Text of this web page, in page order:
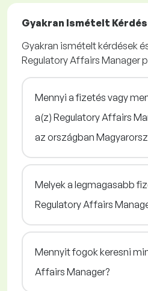
Gyakran Ismételt
Gyakran ismételt kérdések
Regulatory Affairs Manager
Mennyi a fizetés vagy
a(z) Regulatory Affairs
az országban
Melyek a legmagasabb
Regulatory Affairs
Mennyit fogok keresni
Affairs Manager?